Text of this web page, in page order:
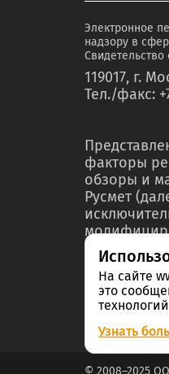
Электронное
надзору в
119017, г.
Тел./факс:
факторы
обзоры и
Русмет
любой
© 2008–2025
На сайте
это
Узнать